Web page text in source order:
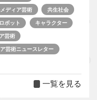
ディア芸術 共生社会
ロボット キャラクター
芸術
ア芸術ニュースレター
一覧を見る